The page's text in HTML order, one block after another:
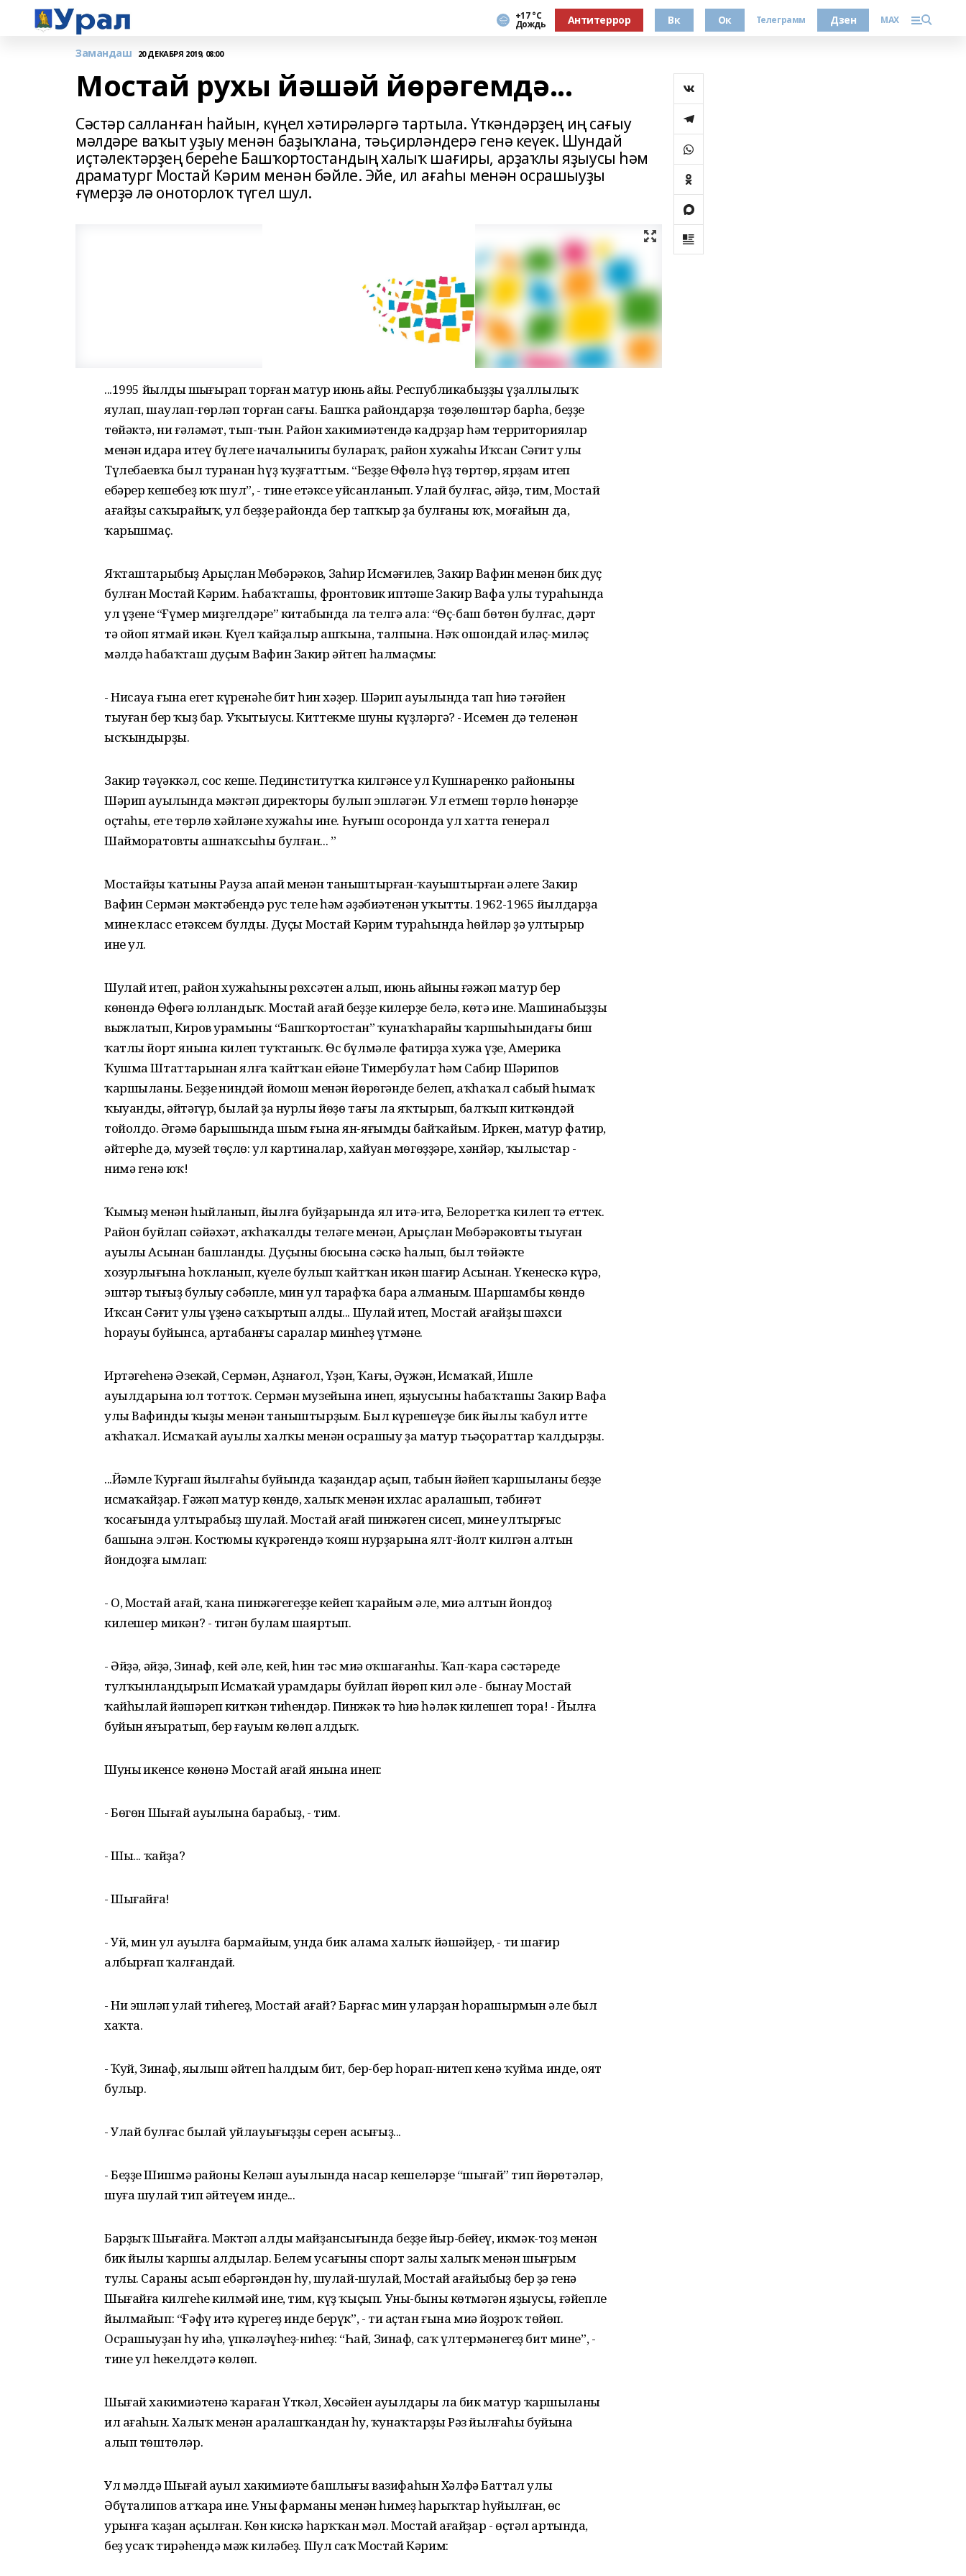
+17 °С
Дождь Антитеррор Вк Ок Телеграмм Дзен MAX
Замандаш 20 ДЕКАБРЯ 2019, 08:00
Мостай рухы йәшәй йѳрәгемдә...
Сәстәр салланған һайын, күңел хәтирәләргә тартыла. Үткәндәрҙең иң сағыу
мәлдәре ваҡыт уҙыу менән баҙыҡлана, тәьҫирләндерә генә кеүек. Шундай
иҫтәлектәрҙең береһе Башҡортостандың халыҡ шағиры, арҙаҡлы яҙыусы һәм
драматург Мостай Кәрим менән бәйле. Эйе, ил ағаһы менән осрашыуҙы
ғүмерҙә лә оноторлоҡ түгел шул.
...1995 йылдың шыңғырап торған матур июнь айы. Республикабыҙҙың үҙаллылыҡ
яулап, шаулап-гѳрләп торған сағы. Башҡа райондарҙа тѳҙѳлѳштәр барһа, беҙҙең
тѳйәктә, ни ғәләмәт, тып-тын. Район хакимиәтендә кадрҙар һәм территориялар
менән идара итеү бүлеге начальнигы булараҡ, район хужаһы Иҡсан Сәғит улы
Түлебаевҡа был туранан һүҙ ҡуҙғаттым. “Беҙҙең Ѳфѳлә һүҙ тѳртѳр, ярҙам итеп
ебәрер кешебеҙ юҡ шул”, - тине етәксе уйсанланып. Улай булғас, әйҙә, тим, Мостай
ағайҙы саҡырайыҡ, ул беҙҙең районда бер тапҡыр ҙа булғаны юҡ, моғайын да,
ҡарышмаҫ.
Яҡташтарыбыҙ Арыҫлан Мѳбәрәков, Заһир Исмәғилев, Закир Вафин менән бик дуҫ
булған Мостай Кәрим. Һабаҡташы, фронтовик иптәше Закир Вафа улы тураһында
ул үҙенең “Ғүмер миҙгелдәре” китабында ла телгә ала: “Ѳҫ-баш бѳтѳн булғас, дәрт
тә ойоп ятмай икән. Күңел ҡайҙалыр ашҡына, талпына. Нәҡ ошондай иләҫ-миләҫ
мәлдә һабаҡташ дуҫым Вафин Закир әйтеп һалмаҫмы:
- Нисауа ғына егет күренәһең бит һин хәҙер. Шәрип ауылында тап һиңә тәғәйен
тыуған бер ҡыҙ бар. Уҡытыусы. Киттекме шуны күҙләргә? - Исемен дә теленән
ысҡындырҙы.
Закир тәүәккәл, сос кеше. Пединститутҡа килгәнсе ул Кушнаренко районының
Шәрип ауылында мәктәп директоры булып эшләгән. Ул етмеш тѳрлѳ һѳнәрҙең
оҫтаһы, ете тѳрлѳ хәйләнең хужаһы ине. Һуғыш осоронда ул хатта генерал
Шайморатовтың ашнаҡсыһы булған... ”
Мостайҙы ҡатыны Рауза апай менән таныштырған-ҡауыштырған әлеге Закир
Вафин Сермән мәктәбендә рус теле һәм әҙәбиәтенән уҡытты. 1962-1965 йылдарҙа
минең класс етәксем булды. Дуҫы Мостай Кәрим тураһында һѳйләр ҙә ултырыр
ине ул.
Шулай итеп, район хужаһының рѳхсәтен алып, июнь айының ғәжәп матур бер
кѳнѳндә Ѳфѳгә юлландыҡ. Мостай ағай беҙҙең килерҙе белә, кѳтә ине. Машинабыҙҙы
выжлатып, Киров урамының “Башҡортостан” ҡунаҡһарайы ҡаршыһындағы биш
ҡатлы йорт янына килеп туҡтаныҡ. Ѳс бүлмәле фатирҙа хужа үҙе, Америка
Ҡушма Штаттарынан ялға ҡайтҡан ейәне Тимербулат һәм Сабир Шәрипов
ҡаршыланы. Беҙҙең ниндәй йомош менән йѳрѳгәнде белеп, аҡһаҡал сабый һымаҡ
ҡыуанды, әйтәгүр, былай ҙа нурлы йѳҙѳ тағы ла яҡтырып, балҡып киткәндәй
тойолдо. Әңгәмә барышында шым ғына ян-яғымды байҡайым. Иркен, матур фатир,
әйтерһең дә, музей тѳҫлѳ: ул картиналар, хайуан мѳгѳҙҙәре, хәнйәр, ҡылыстар -
нимә генә юҡ!
Ҡымыҙ менән һыйланып, йылға буйҙарында ял итә-итә, Белоретҡа килеп тә еттек.
Район буйлап сәйәхәт, аҡһаҡалдың теләге менән, Арыҫлан Мѳбәрәковтың тыуған
ауылы Асынан башланды. Дуҫының бюсына сәскә һалып, был тѳйәктең
хозурлығына һоҡланып, күңеле булып ҡайтҡан икән шағир Асынан. Үкенескә күрә,
эштәр тығыҙ булыу сәбәпле, мин ул тарафҡа бара алманым. Шаршамбы кѳндѳ
Иҡсан Сәғит улы үҙенә саҡыртып алды... Шулай итеп, Мостай ағайҙың шәхси
һорауы буйынса, артабанғы саралар минһеҙ үтмәне.
Иртәгеһенә Әзекәй, Сермән, Аҙнағол, Үҙән, Ҡағы, Әүжән, Исмаҡай, Ишле
ауылдарына юл тоттоҡ. Сермән музейына инеп, яҙыусыны һабаҡташы Закир Вафа
улы Вафиндың ҡыҙы менән таныштырҙым. Был күрешеүҙе бик йылы ҡабул итте
аҡһаҡал. Исмаҡай ауылы халҡы менән осрашыу ҙа матур тьәҫораттар ҡалдырҙы.
...Йәмле Ҡурғаш йылғаһы буйында ҡаҙандар аҫып, табын йәйеп ҡаршыланы беҙҙе
исмаҡайҙар. Ғәжәп матур кѳндѳ, халыҡ менән ихлас аралашып, тәбиғәт
ҡосағында ултырабыҙ шулай. Мостай ағай пинжәген сисеп, минең ултырғыс
башына элгән. Костюмы күкрәгендә ҡояш нурҙарына ялт-йолт килгән алтын
йондоҙға ымлап:
- О, Мостай ағай, ҡана пинжәгегеҙҙе кейеп ҡарайым әле, миңә алтын йондоҙ
килешер микән? - тигән булам шаяртып.
- Әйҙә, әйҙә, Зинаф, кей әле, кей, һин тәс миңә оҡшағанһың. Ҡап-ҡара сәстәреңде
тулҡынландырып Исмаҡай урамдары буйлап йѳрѳп кил әле - бынау Мостай
ҡайһылай йәшәреп киткән тиһендәр. Пинжәк тә һиңә һәләк килешеп тора! - Йылға
буйын яңғыратып, бер ғауым кѳлѳп алдыҡ.
Шуның икенсе кѳнѳнә Мостай ағай янына инеп:
- Бѳгѳн Шығай ауылына барабыҙ, - тим.
- Шы... ҡайҙа?
- Шығайға!
- Уй, мин ул ауылға бармайым, унда бик алама халыҡ йәшәйҙер, - ти шағир
албырғап ҡалғандай.
- Ни эшләп улай тиһегеҙ, Мостай ағай? Барғас мин уларҙан һорашырмын әле был
хаҡта.
- Ҡуй, Зинаф, яңылыш әйтеп һалдым бит, бер-бер һорап-нитеп кенә ҡуйма инде, оят
булыр.
- Улай булғас былай уйлауығыҙҙың серен асығыҙ...
- Беҙҙең Шишмә районы Келәш ауылында насар кешеләрҙе “шығай” тип йѳрѳтәләр,
шуға шулай тип әйтеүем инде...
Барҙыҡ Шығайға. Мәктәп алды майҙансығында беҙҙе йыр-бейеү, икмәк-тоҙ менән
бик йылы ҡаршы алдылар. Белем усағының спорт залы халыҡ менән шығрым
тулы. Сараны асып ебәргәндән һуң, шулай-шулай, Мостай ағайыбыҙ бер ҙә генә
Шығайға килгеһе килмәй ине, тим, күҙ ҡыҫып. Уны-быны кѳтмәгән яҙыусы, ғәйепле
йылмайып: “Ғәфү итә күрегеҙ инде берүк”, - ти аҫтан ғына миңә йоҙроҡ тѳйѳп.
Осрашыуҙан һуң иһә, үпкәләүһеҙ-ниһеҙ: “Һай, Зинаф, саҡ үлтермәнегеҙ бит мине”, -
тине ул һеңкелдәтә кѳлѳп.
Шығай хакимиәтенә ҡараған Үткәл, Хѳсәйен ауылдары ла бик матур ҡаршыланы
ил ағаһын. Халыҡ менән аралашҡандан һуң, ҡунаҡтарҙы Рәз йылғаһы буйына
алып тѳштѳләр.
Ул мәлдә Шығай ауыл хакимиәте башлығы вазифаһын Хәлфә Баттал улы
Әбүталипов атҡара ине. Уның фарманы менән һимеҙ һарыҡтар һуйылған, ѳс
урынға ҡаҙан аҫылған. Кѳн кискә һарҡҡан мәл. Мостай ағайҙар - ѳҫтәл артында,
беҙ усаҡ тирәһендә мәж киләбеҙ. Шул саҡ Мостай Кәрим: